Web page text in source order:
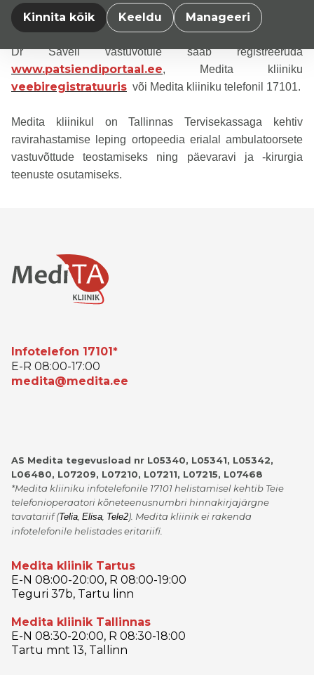
Kinnita kõik Keeldu Manageeri
ortopeedi vastuvõtule (käekirurgia)".
Dr Šaveli vastuvõtule saab registreeruda
www.patsiendiportaal.ee, Medita kliiniku
veebiregistratuuris või Medita kliiniku telefonil 17101.
Medita kliinikul on Tallinnas Tervisekassaga kehtiv
ravirahastamise leping ortopeedia erialal ambulatoorsete
vastuvõttude teostamiseks ning päevaravi ja -kirurgia
teenuste osutamiseks.
Infotelefon 17101*
E-R 08:00-17:00
medita@medita.ee
Medita kliinik Tartus
E-N 08:00-20:00, R 08:00-19:00
Teguri 37b, Tartu linn
Medita kliinik Tallinnas
E-N 08:30-20:00, R 08:30-18:00
Tartu mnt 13, Tallinn
AS Medita tegevusload nr L05340, L05341, L05342,
L06480, L07209, L07210, L07211, L07215, L07468
*Medita kliiniku infotelefonile 17101 helistamisel kehtib Teie
telefonioperaatori kõneteenusnumbri hinnakirjajärgne
tavatariif(Telia Elisa Tele2) . Medita kliinik ei rakenda
infotelefonile helistades eritariifi.